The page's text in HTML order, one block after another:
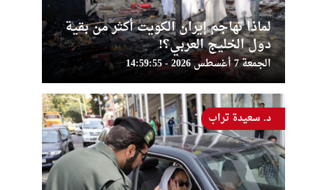
لماذا تهاجم إيران الكويت أكثر من بقية
دول الخليج العربي؟!
الجمعة 7 أغسطس 2026 - 14:59:55
د. سعيدة تراب